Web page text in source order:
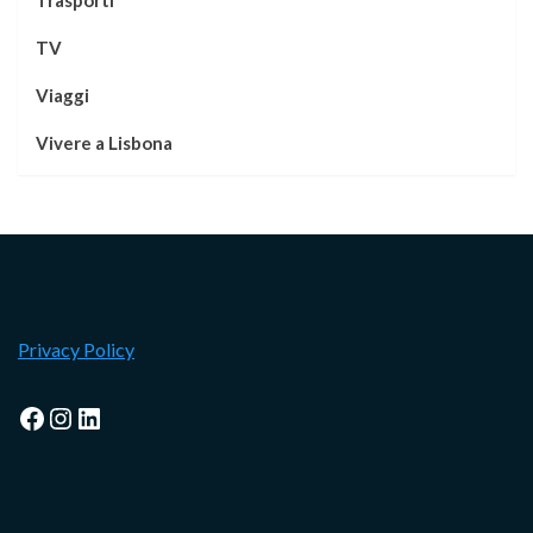
TV
Viaggi
Vivere a Lisbona
Privacy Policy
Facebook
Instagram
LinkedIn